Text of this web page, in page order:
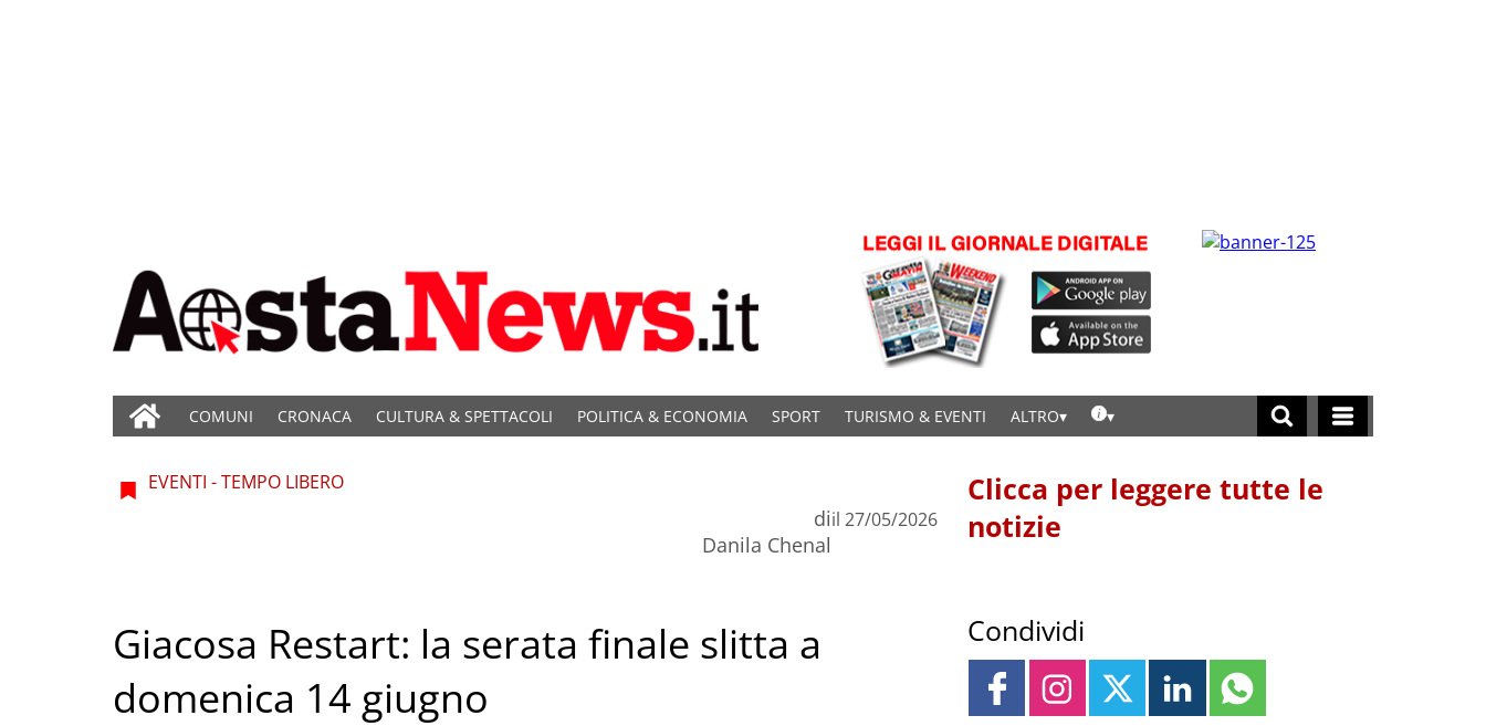
COMUNI CRONACA CULTURA & SPETTACOLI POLITICA & ECONOMIA SPORT TURISMO & EVENTI ALTRO
EVENTI - TEMPO LIBERO
di
Danila Chenal
il 27/05/2026
Giacosa Restart: la serata finale slitta a
domenica 14 giugno
Clicca per leggere tutte le
notizie
Condividi